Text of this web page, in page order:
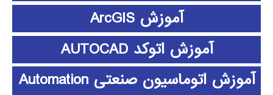
آموزش ArcGIS
آموزش اتوکد AUTOCAD
آموزش اتوماسیون صنعتی Automation